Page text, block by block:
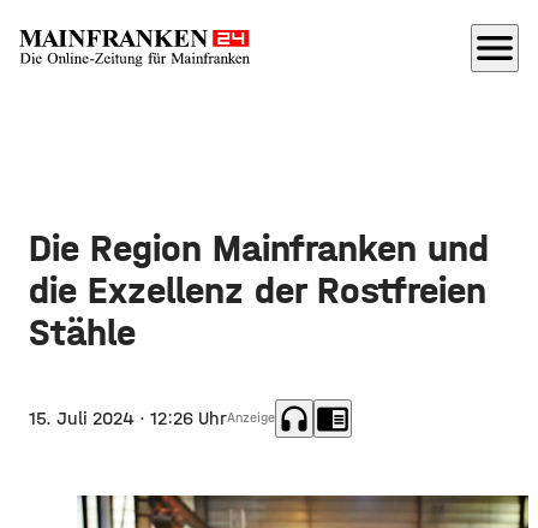
menu
Die Region Mainfranken und
die Exzellenz der Rostfreien
Stähle
15. Juli 2024 · 12:26 UhrAnzeige headphones chrome_reader_mode